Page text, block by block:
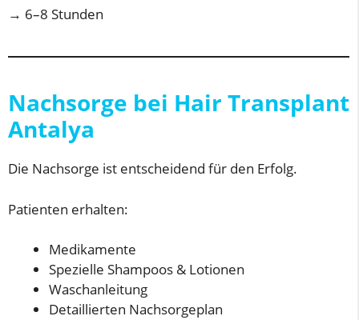
→ 6–8 Stunden
Nachsorge bei Hair Transplant
Antalya
Die Nachsorge ist entscheidend für den Erfolg.
Patienten erhalten:
Medikamente
Spezielle Shampoos & Lotionen
Waschanleitung
Detaillierten Nachsorgeplan